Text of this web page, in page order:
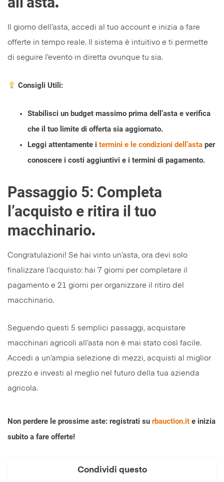
.
Il giorno dell’asta, accedi al tuo account e inizia a fare
offerte in tempo reale. Il sistema è intuitivo e ti permette
di seguire l’evento in diretta ovunque tu sia.
Consigli Utili:
Stabilisci un budget massimo prima dell’asta e verifica
che il tuo limite di offerta sia aggiornato.
Leggi attentamente i termini e le condizioni dell’asta per
conoscere i costi aggiuntivi e i termini di pagamento.
Passaggio 5: Completa
l’acquisto e ritira il tuo
macchinario.
Congratulazioni! Se hai vinto un’asta, ora devi solo
finalizzare l’acquisto: hai 7 giorni per completare il
pagamento e 21 giorni per organizzare il ritiro del
macchinario.
Seguendo questi 5 semplici passaggi, acquistare
macchinari agricoli all’asta non è mai stato così facile.
Accedi a un’ampia selezione di mezzi, acquisti al miglior
prezzo e investi al meglio nel futuro della tua azienda
agricola.
Non perdere le prossime aste: registrati su rbauction.it e inizia
subito a fare offerte!
Condividi questo